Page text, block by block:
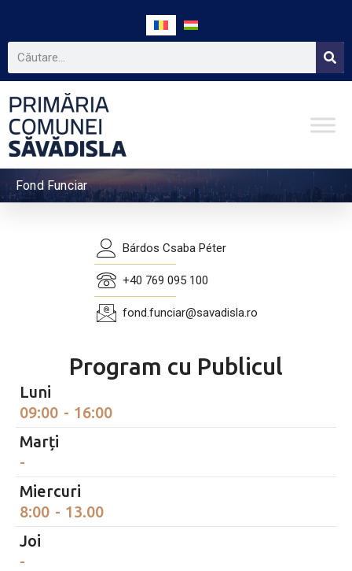
Fond Funciar
Bárdos Csaba Péter
+40 769 095 100
fond.funciar@savadisla.ro
Program cu Publicul
Luni
09:00 - 16:00
Marți
-
Miercuri
8:00 - 13.00
Joi
-